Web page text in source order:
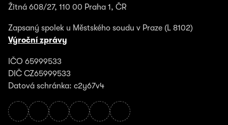
Žitná 608/27, 110 00 Praha 1, ČR
Zapsaný spolek u Městského soudu v Praze (L 8102)
Výroční zprávy
IČO 65999533
DIČ CZ65999533
Datová schránka: c2y67v4